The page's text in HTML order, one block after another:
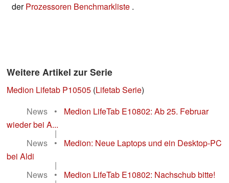
derProzessoren Benchmarkliste .
Weitere Artikel zur Serie
Medion Lifetab P10505 (Lifetab Serie)
News
•
Medion LifeTab E10802: Ab 25. Februar
wieder bei A...
|
News
•
Medion: Neue Laptops und ein Desktop-PC
bei Aldi
|
News
• Medion LifeTab E10802: Nachschub bitte!